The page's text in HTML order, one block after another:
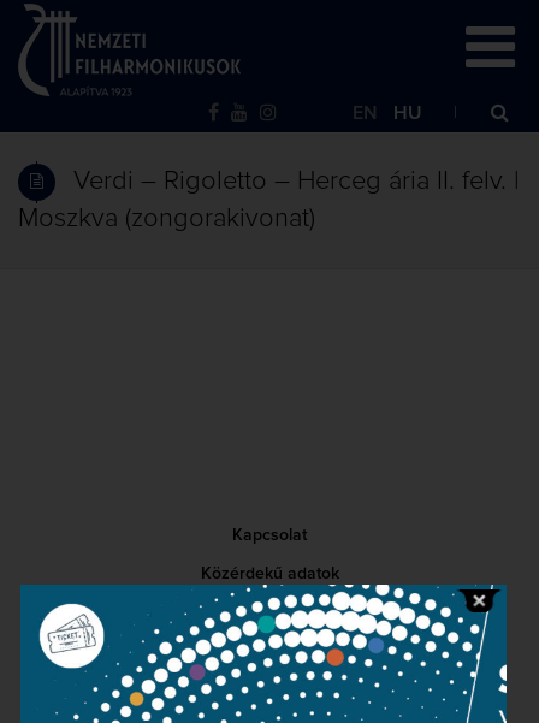
EN HU
Verdi – Rigoletto – Herceg ária II. felv. |
Moszkva (zongorakivonat)
Kapcsolat
Közérdekű adatok
Sajtószoba
Adatvédelem
Impresszum